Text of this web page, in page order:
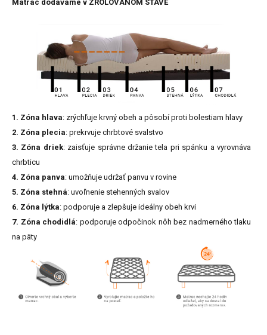
Matrac dodávame v ZROLOVANOM STAVE
1. Zóna hlava: zrýchľuje krvný obeh a pôsobí proti bolestiam hlavy
2. Zóna plecia: prekrvuje chrbtové svalstvo
3. Zóna driek: zaisťuje správne držanie tela pri spánku a vyrovnáva
chrbticu
4. Zóna panva: umožňuje udržať panvu v rovine
5. Zóna stehná: uvoľnenie stehenných svalov
6. Zóna lýtka: podporuje a zlepšuje ideálny obeh krvi
7. Zóna chodidlá: podporuje odpočinok nôh bez nadmerného tlaku
na päty